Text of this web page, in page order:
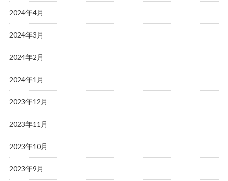
2024年4月
2024年3月
2024年2月
2024年1月
2023年12月
2023年11月
2023年10月
2023年9月